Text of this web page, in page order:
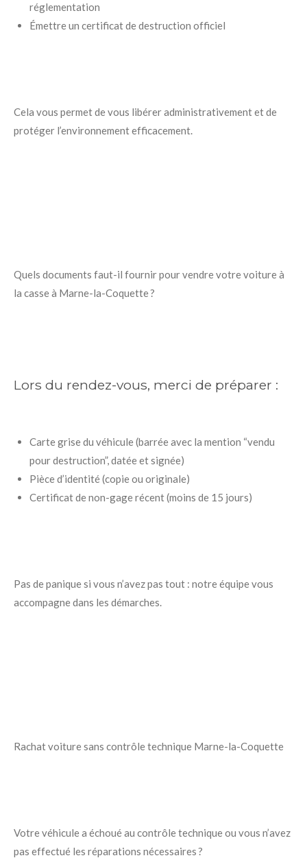
réglementation
Émettre un certificat de destruction officiel
Cela vous permet de vous libérer administrativement et de
protéger l’environnement efficacement.
Quels documents faut-il fournir pour vendre votre voiture à
la casse à Marne-la-Coquette ?
Lors du rendez-vous, merci de préparer :
Carte grise du véhicule (barrée avec la mention “vendu
pour destruction”, datée et signée)
Pièce d’identité (copie ou originale)
Certificat de non-gage récent (moins de 15 jours)
Pas de panique si vous n’avez pas tout : notre équipe vous
accompagne dans les démarches.
Rachat voiture sans contrôle technique Marne-la-Coquette
Votre véhicule a échoué au contrôle technique ou vous n’avez
pas effectué les réparations nécessaires ?